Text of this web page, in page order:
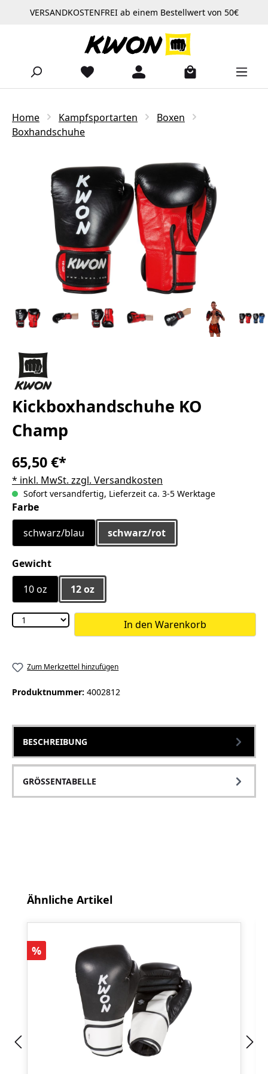
Zum Hauptinhalt springen
VERSANDKOSTENFREI ab einem Bestellwert von 50€
Home Kampfsportarten
Boxen
Boxhandschuhe
Bildergalerie überspringen
Kickboxhandschuhe KO
Champ
65,50 €*
* inkl. MwSt. zzgl. Versandkosten
Sofort versandfertig, Lieferzeit ca. 3-5 Werktage
Farbeauswählen
schwarz/blau
schwarz/rot
Gewichtauswählen
10 oz
12 oz
In den Warenkorb
Zum Merkzettel hinzufügen
Produktnummer: 4002812
BESCHREIBUNG
GRÖSSENTABELLE
Produktgalerie überspringen
Ähnliche Artikel
Rabatt
%